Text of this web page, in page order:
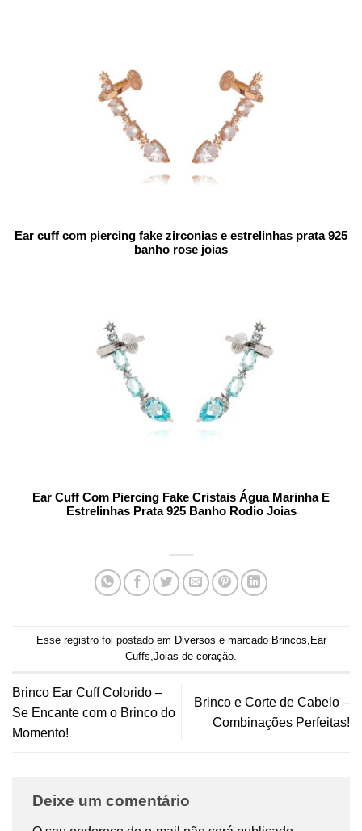
Ear cuff com piercing fake zirconias e estrelinhas prata 925
banho rose joias
Ear Cuff Com Piercing Fake Cristais Água Marinha E
Estrelinhas Prata 925 Banho Rodio Joias
Esse registro foi postado em Diversos e marcado Brincos Ear
Cuffs Joias de coração
Brinco Ear Cuff Colorido –
Se Encante com o Brinco do
Momento!
Brinco e Corte de Cabelo –
Combinações Perfeitas!
Deixe um comentário